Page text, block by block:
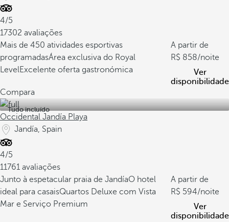
4/5
17302 avaliações
Mais de 450 atividades esportivas
programadasÁrea exclusiva do Royal
LevelExcelente oferta gastronómica
A partir de
858/noite
Ver
disponibilidade
Compara
Tudo incluído
Occidental Jandía Playa
Jandía, Spain
4/5
11761 avaliações
Junto à espetacular praia de JandíaO hotel
ideal para casaisQuartos Deluxe com Vista
Mar e Serviço Premium
A partir de
594/noite
Ver
disponibilidade